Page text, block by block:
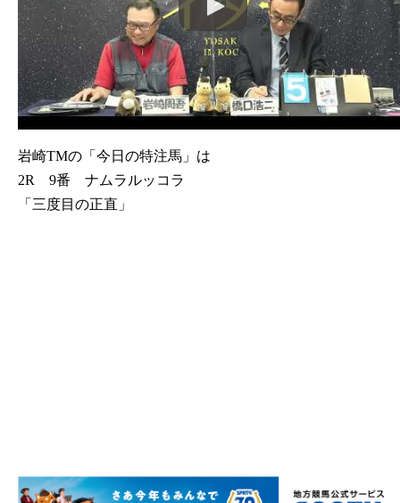
岩崎TMの「今日の特注馬」は
2R 9番 ナムラルッコラ
「三度目の正直」